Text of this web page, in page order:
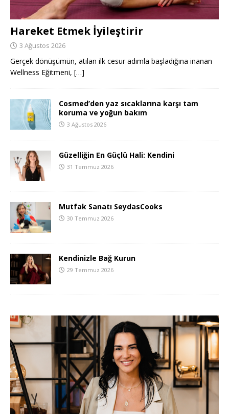
Hareket Etmek İyileştirir
3 Ağustos 2026
Gerçek dönüşümün, atılan ilk cesur adımla başladığına inanan
Wellness Eğitmeni, […]
Cosmed’den yaz sıcaklarına karşı tam
koruma ve yoğun bakım
3 Ağustos 2026
Güzelliğin En Güçlü Hali: Kendini
31 Temmuz 2026
Mutfak Sanatı SeydasCooks
30 Temmuz 2026
Kendinizle Bağ Kurun
29 Temmuz 2026